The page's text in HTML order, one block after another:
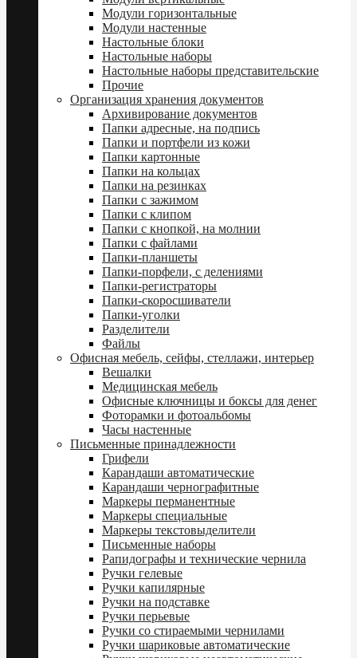
Модули горизонтальные
Модули настенные
Настольные блоки
Настольные наборы
Настольные наборы представительские
Прочие
Организация хранения документов
Архивирование документов
Папки адресные, на подпись
Папки и портфели из кожи
Папки картонные
Папки на кольцах
Папки на резинках
Папки с зажимом
Папки с клипом
Папки с кнопкой, на молнии
Папки с файлами
Папки-планшеты
Папки-порфели, с делениями
Папки-регистраторы
Папки-скоросшиватели
Папки-уголки
Разделители
Файлы
Офисная мебель, сейфы, стеллажи, интерьер
Вешалки
Медицинская мебель
Офисные ключницы и боксы для денег
Фоторамки и фотоальбомы
Часы настенные
Письменные принадлежности
Грифели
Карандаши автоматические
Карандаши чернографитные
Маркеры перманентные
Маркеры специальные
Маркеры текстовыделители
Письменные наборы
Рапидографы и технические чернила
Ручки гелевые
Ручки капилярные
Ручки на подставке
Ручки перьевые
Ручки со стираемыми чернилами
Ручки шариковые автоматические